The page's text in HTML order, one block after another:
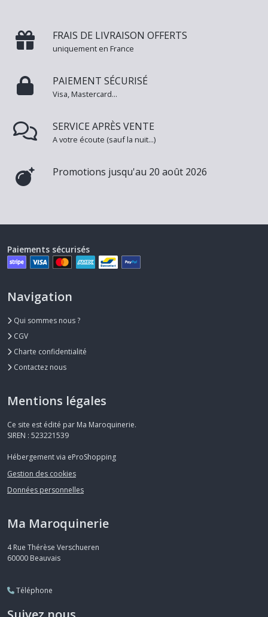
FRAIS DE LIVRAISON OFFERTS
uniquement en France
PAIEMENT SÉCURISÉ
Visa, Mastercard...
SERVICE APRÈS VENTE
A votre écoute (sauf la nuit...)
Promotions jusqu'au 20 août 2026
Paiements sécurisés
Navigation
Qui sommes nous ?
CGV
Charte confidentialité
Contactez nous
Mentions légales
Ce site est édité par Ma Maroquinerie.
SIREN : 523221539
Hébergement via eProShopping
Gestion des cookies
Données personnelles
Ma Maroquinerie
4 Rue Thérèse Verschueren
60000 Beauvais
Téléphone